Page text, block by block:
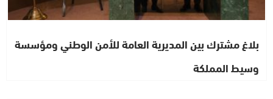
بلاغ مشترك بين المديرية العامة للأمن الوطني ومؤسسة
وسيط المملكة